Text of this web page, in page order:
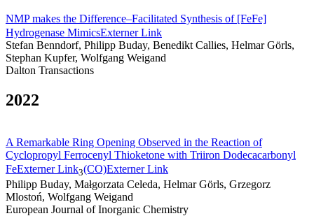
NMP makes the Difference–Facilitated Synthesis of [FeFe]
Hydrogenase MimicsExterner Link
Stefan Benndorf, Philipp Buday, Benedikt Callies, Helmar Görls,
Stephan Kupfer, Wolfgang Weigand
Dalton Transactions
2022
A Remarkable Ring Opening Observed in the Reaction of
Cyclopropyl Ferrocenyl Thioketone with Triiron Dodecacarbonyl
FeExterner Link3(CO)Externer Link
Philipp Buday, Małgorzata Celeda, Helmar Görls, Grzegorz
Mlostoń, Wolfgang Weigand
European Journal of Inorganic Chemistry